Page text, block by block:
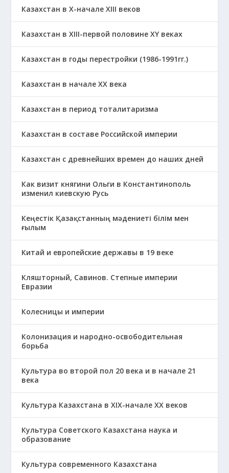
Казахстан в X-начале XIII веков
Казахстан в XIII-первой половине ХҮ веках
Казахстан в годы перестройки (1986-1991гг.)
Казахстан в начале ХХ века
Казахстан в период тоталитаризма
Казахстан в составе Российской империи
Казахстан с древнейших времен до наших дней
Как визит княгини Ольги в Константинополь
изменил киевскую Русь
Кеңестік Қазақстанның мәдениеті білім мен
ғылым
Китай и европейские державы в 19 веке
Кляшторный, Савинов. Степные империи
Евразии
Колесницы и империи
Колонизация и народно-освободительная
борьба
Культура во второй пол 20 века и в начале 21
века
Культура Казахстана в ХІХ-начале ХХ веков
Культура Советского Казахстана наука и
образование
Культура современного Казахстана